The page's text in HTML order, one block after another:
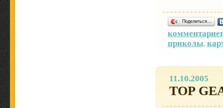
Поделиться…
приколы,
11.10.2005
TOP